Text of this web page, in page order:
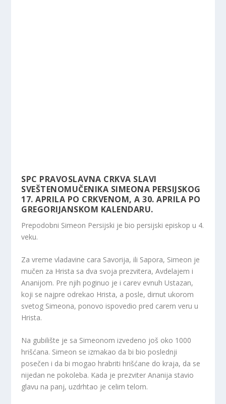
SPC PRAVOSLAVNA CRKVA SLAVI
SVEŠTENOMUČENIKA SIMEONA PERSIJSKOG
17. APRILA PO CRKVENOM, A 30. APRILA PO
GREGORIJANSKOM KALENDARU.
Prepodobni Simeon Persijski je bio persijski episkop u 4.
veku.
Za vreme vladavine cara Savorija, ili Sapora, Simeon je
mučen za Hrista sa dva svoja prezvitera, Avdelajem i
Ananijom. Pre njih poginuo je i carev evnuh Ustazan,
koji se najpre odrekao Hrista, a posle, dirnut ukorom
svetog Simeona, ponovo ispovedio pred carem veru u
Hrista.
Na gubilište je sa Simeonom izvedeno još oko 1000
hrišćana. Simeon se izmakao da bi bio poslednji
posečen i da bi mogao hrabriti hrišćane do kraja, da se
nijedan ne pokoleba. Kada je prezviter Ananija stavio
glavu na panj, uzdrhtao je celim telom.